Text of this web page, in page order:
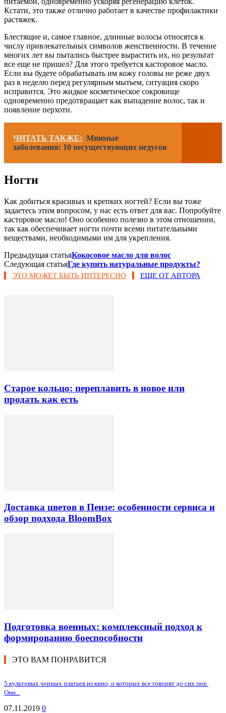
Кстати, это также отлично работает в качестве профилактики
растяжек.
Блестящие и, самое главное, длинные волосы относятся к
числу привлекательных символов женственности. В течение
многих лет вы пытались быстрее вырастить их, но результат
все еще не пришел? Для этого требуется касторовое масло.
Если вы будете обрабатывать им кожу головы не реже двух
раз в неделю перед регулярным мытьем, ситуация скоро
исправится. Это жидкое косметическое сокровище
одновременно предотвращает как выпадение волос, так и
появление перхоти.
ЧИТАТЬ ТАКЖЕ: Мнимые
заболевания: 10 несуществующих недугов
Ногти
Как добиться красивых и крепких ногтей? Если вы тоже
задаетесь этим вопросом, у нас есть ответ для вас. Попробуйте
касторовое масло! Оно особенно полезно в этом отношении,
так как обеспечивает ногти почти всеми питательными
веществами, необходимыми им для укрепления.
Предыдущая статьяКокосовое масло для волос
Следующая статьяГде купить натуральные продукты?
ЭТО МОЖЕТ БЫТЬ ИНТЕРЕСНО ЕЩЕ ОТ АВТОРА
Старое кольцо: переплавить в новое или
продать как есть
Доставка цветов в Пензе: особенности сервиса и
обзор подхода BloomBox
Подготовка военных: комплексный подход к
формированию боеспособности
ЭТО ВАМ ПОНРАВИТСЯ
5 культовых черных платьев из кино, о которых все говорят до сих пор.
Они...
07.11.2019 0